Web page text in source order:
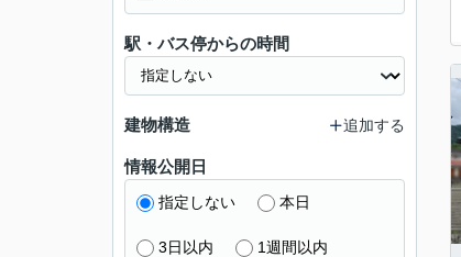
駅・バス停からの時間
建物構造 追加する
情報公開日
指定しない 本日
3日以内 1週間以内